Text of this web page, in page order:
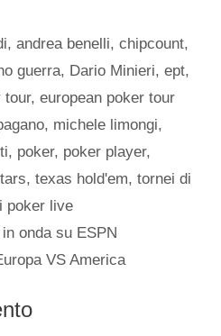
,andrea benelli,chipcount,
guerra, Dario Minieri, ept,
tour, european poker tour
, michele limongi,
, poker, poker player,
, texas hold'em, tornei di
poker live
onda su ESPN
VS America